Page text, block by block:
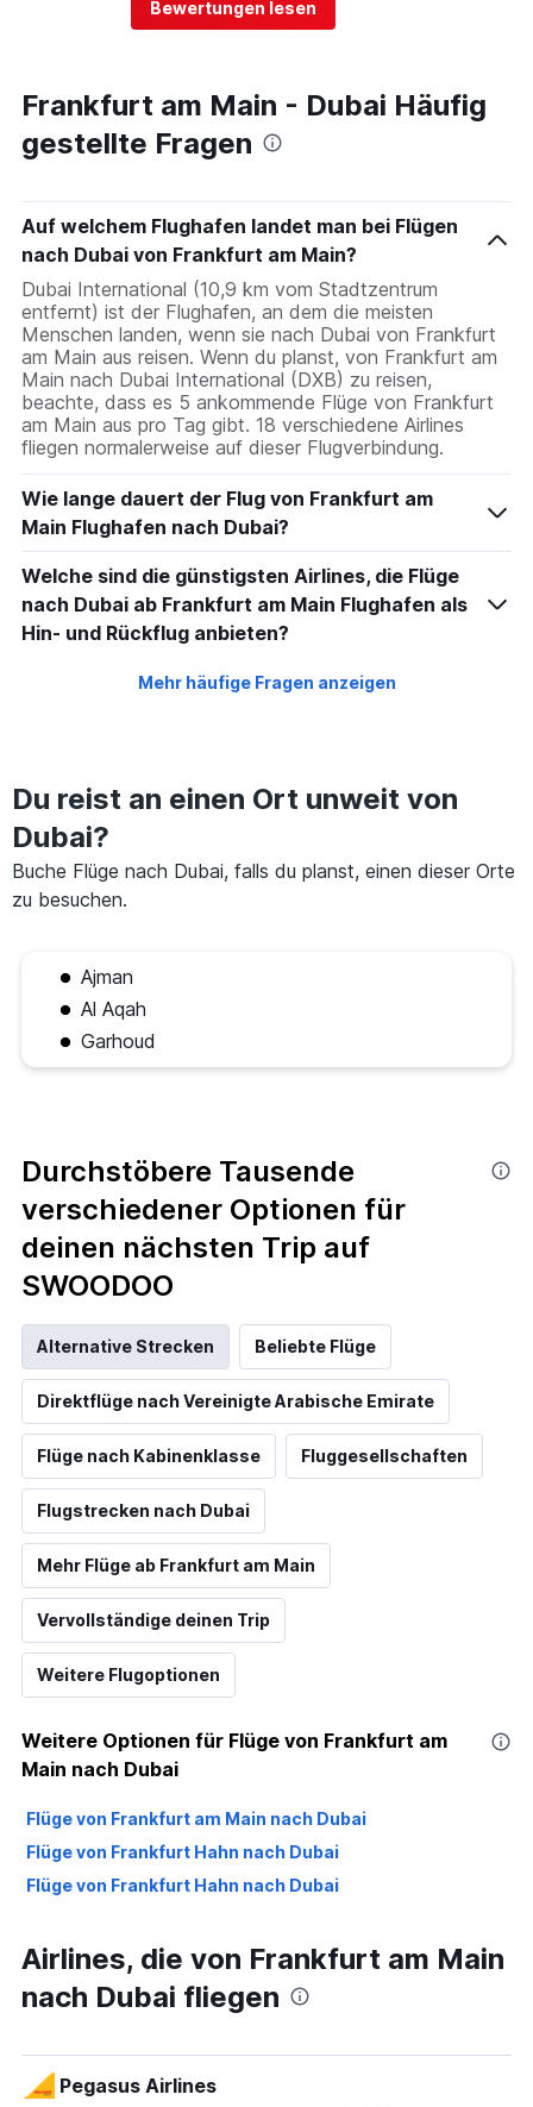
Bewertungen lesen
Frankfurt am Main - Dubai Häufig
gestellte Fragen
Auf welchem Flughafen landet man bei Flügen
nach Dubai von Frankfurt am Main?
Dubai International (10,9 km vom Stadtzentrum
entfernt) ist der Flughafen, an dem die meisten
Menschen landen, wenn sie nach Dubai von Frankfurt
am Main aus reisen. Wenn du planst, von Frankfurt am
Main nach Dubai International (DXB) zu reisen,
beachte, dass es 5 ankommende Flüge von Frankfurt
am Main aus pro Tag gibt. 18 verschiedene Airlines
fliegen normalerweise auf dieser Flugverbindung.
Wie lange dauert der Flug von Frankfurt am
Main Flughafen nach Dubai?
Welche sind die günstigsten Airlines, die Flüge
nach Dubai ab Frankfurt am Main Flughafen als
Hin- und Rückflug anbieten?
Mehr häufige Fragen anzeigen
Du reist an einen Ort unweit von
Dubai?
Buche Flüge nach Dubai, falls du planst, einen dieser Orte
zu besuchen.
Ajman
Al Aqah
Garhoud
Durchstöbere Tausende
verschiedener Optionen für
deinen nächsten Trip auf
SWOODOO
Alternative Strecken Beliebte Flüge
Direktflüge nach Vereinigte Arabische Emirate
Flüge nach Kabinenklasse Fluggesellschaften
Flugstrecken nach Dubai
Mehr Flüge ab Frankfurt am Main
Vervollständige deinen Trip
Weitere Flugoptionen
Weitere Optionen für Flüge von Frankfurt am
Main nach Dubai
Flüge von Frankfurt am Main nach Dubai
Flüge von Frankfurt Hahn nach Dubai
Flüge von Frankfurt Hahn nach Dubai
Airlines, die von Frankfurt am Main
nach Dubai fliegen
Pegasus Airlines